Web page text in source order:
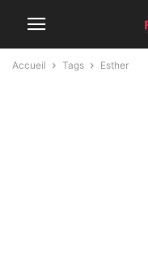
Accueil Tags Esther